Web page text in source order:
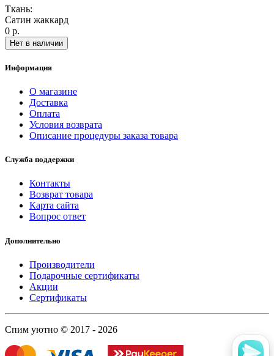
Ткань:
Сатин жаккард
0 р.
Нет в наличии
Информация
О магазине
Доставка
Оплата
Условия возврата
Описание процедуры заказа товара
Служба поддержки
Контакты
Возврат товара
Карта сайта
Вопрос ответ
Дополнительно
Производители
Подарочные сертификаты
Акции
Сертификаты
Спим уютно © 2017 - 2026